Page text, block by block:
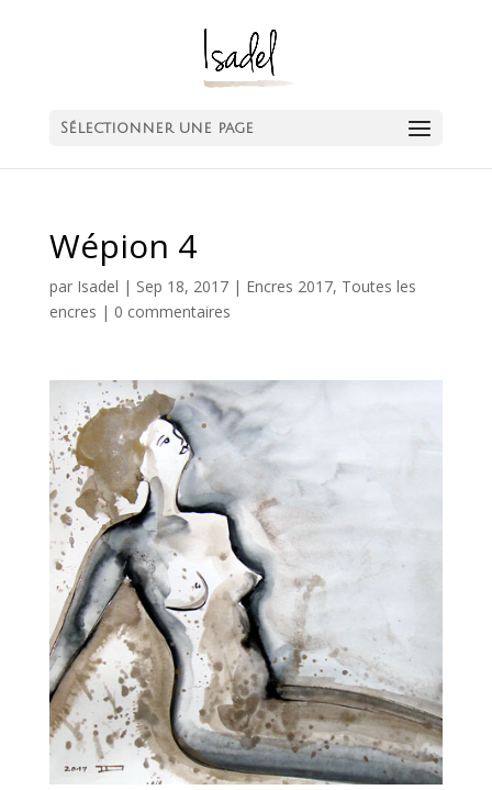
Sélectionner une page
Wépion 4
par Isadel | Sep 18, 2017| Encres 2017, Toutes les
encres | 0 commentaires